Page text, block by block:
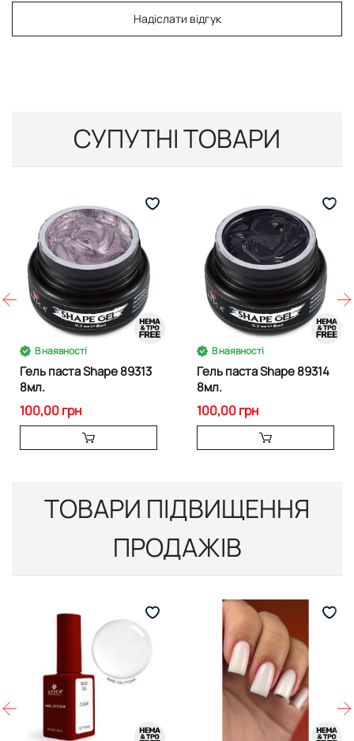
Надіслати відгук
СУПУТНІ ТОВАРИ
В наявності
Гель паста Shape 89313
8мл.
100,00 грн
В наявності
Гель паста Shape 89314
8мл.
100,00 грн
ТОВАРИ ПІДВИЩЕННЯ
ПРОДАЖІВ